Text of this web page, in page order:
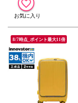
8/7時点_ポイント最大11倍